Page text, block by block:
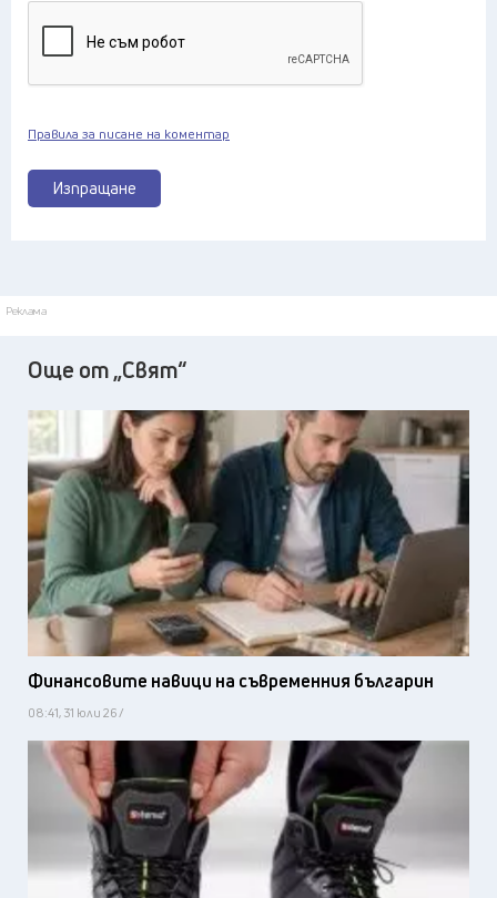
Изпращане
Правила за писане на коментар
Реклама
Още от „Свят“
Финансовите навици на съвременния българин
08:41, 31 юли 26 /